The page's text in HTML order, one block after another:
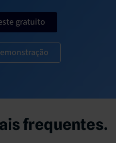
gratuito
frequentes.